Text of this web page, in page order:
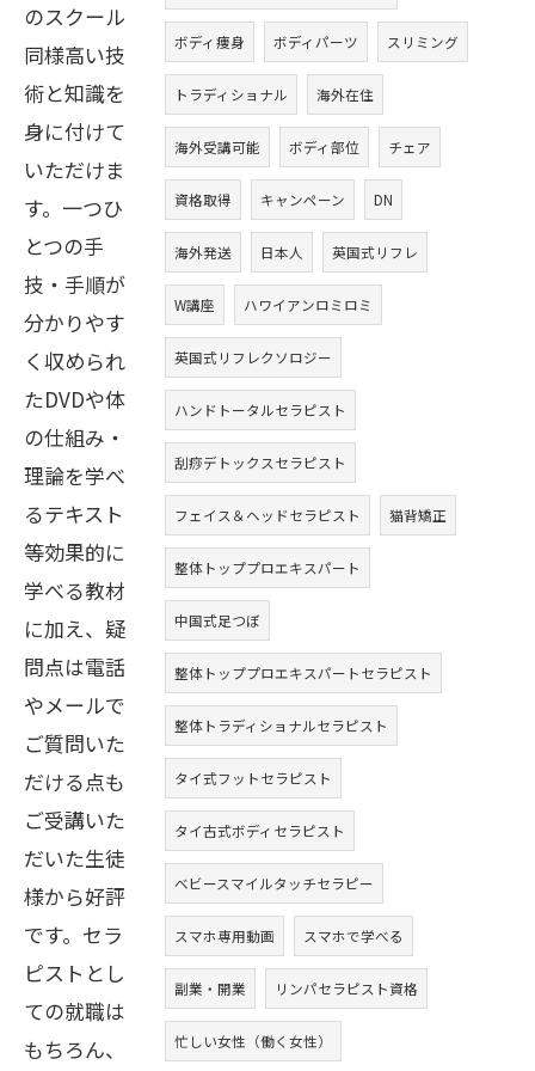
ボディ痩身 ボディパーツ スリミング
トラディショナル 海外在住
海外受講可能 ボディ部位 チェア
資格取得 キャンペーン DN
海外発送 日本人 英国式リフレ
W講座 ハワイアンロミロミ
英国式リフレクソロジー
ハンドトータルセラピスト
刮痧デトックスセラピスト
フェイス＆ヘッドセラピスト 猫背矯正
整体トッププロエキスパート
中国式足つぼ
整体トッププロエキスパートセラピスト
整体トラディショナルセラピスト
タイ式フットセラピスト
タイ古式ボディセラピスト
ベビースマイルタッチセラピー
スマホ専用動画 スマホで学べる
副業・開業 リンパセラピスト資格
忙しい女性（働く女性）
のスクール
同様高い技
術と知識を
身に付けて
いただけま
す。一つひ
とつの手
技・手順が
分かりやす
く収められ
たDVDや体
の仕組み・
理論を学べ
るテキスト
等効果的に
学べる教材
に加え、疑
問点は電話
やメールで
ご質問いた
だける点も
ご受講いた
だいた生徒
様から好評
です。セラ
ピストとし
ての就職は
もちろん、